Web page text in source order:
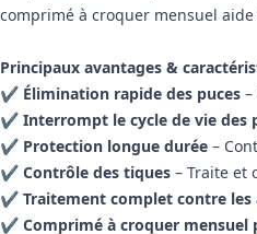
comprimé à croquer mensuel
Principaux avantages &
✔ Élimination rapide des puces
✔ Interrompt le cycle de vie des
✔ Protection longue durée –
✔ Contrôle des tiques – Traite et
✔ Traitement complet contre les
✔ Comprimé à croquer mensuel